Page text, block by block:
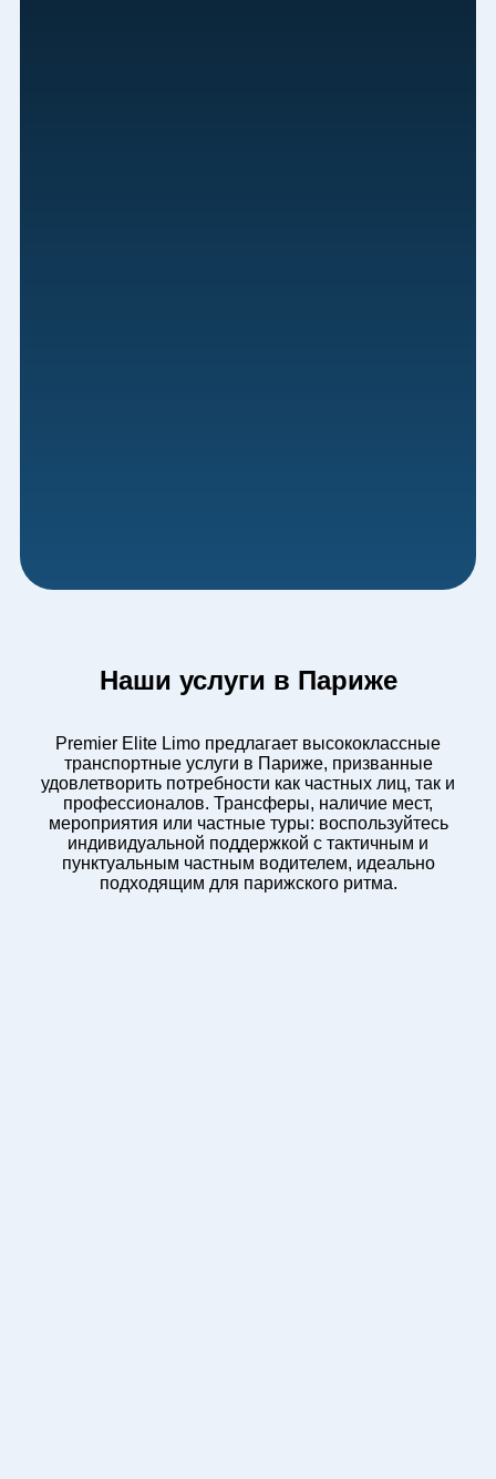
Наши услуги в Париже
Premier Elite Limo предлагает высококлассные
транспортные услуги в Париже, призванные
удовлетворить потребности как частных лиц, так и
профессионалов. Трансферы, наличие мест,
мероприятия или частные туры: воспользуйтесь
индивидуальной поддержкой с тактичным и
пунктуальным частным водителем, идеально
подходящим для парижского ритма.